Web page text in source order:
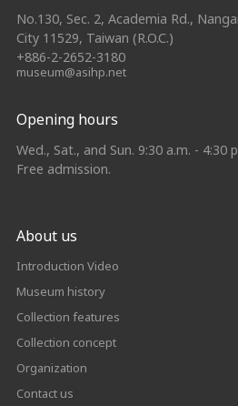
No.130, Sec. 2, Academia Rd.,
City 11529, Taiwan (R.O.C.)
+886-2-2652-3180
museum@asihp.net
Opening hours
Wed., Sat., and Sun. 9:30 a.m. - 4:30
Free admission.
About us
Introduction Video
Museum history
Collection features
Collection concept
Organization
Contact us